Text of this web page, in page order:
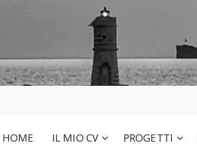
HOME IL MIO CV PROGETTI